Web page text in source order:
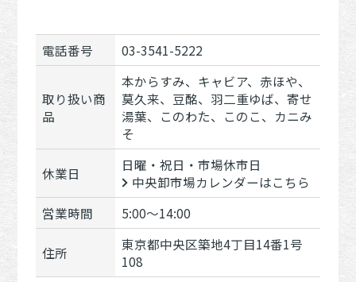
電話番号 03-3541-5222
取り扱い商
品
本からすみ、キャビア、赤ほや、
莫久来、豆酩、羽二重ゆば、寄せ
湯葉、このわた、このこ、カニみ
そ
休業日
日曜・祝日・市場休市日
中央卸市場カレンダーはこちら
営業時間
5:00～14:00
住所
東京都中央区築地4丁目14番1号
108